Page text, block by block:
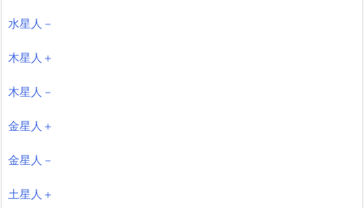
水星人－
木星人＋
木星人－
金星人＋
金星人－
土星人＋